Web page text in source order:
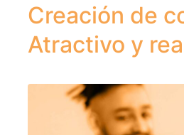
Creación de
Atractivo y